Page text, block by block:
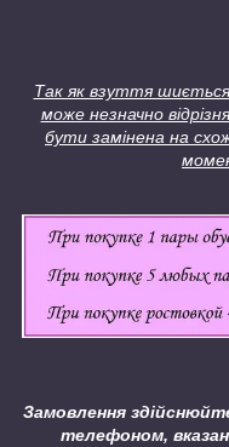
Так як взуття
може незначно
бути замінена на
Замовлення
телефоном,